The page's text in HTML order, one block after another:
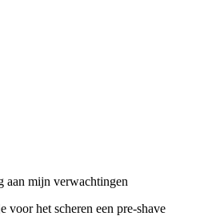
aan mijn verwachtingen
voor het scheren een pre-shave